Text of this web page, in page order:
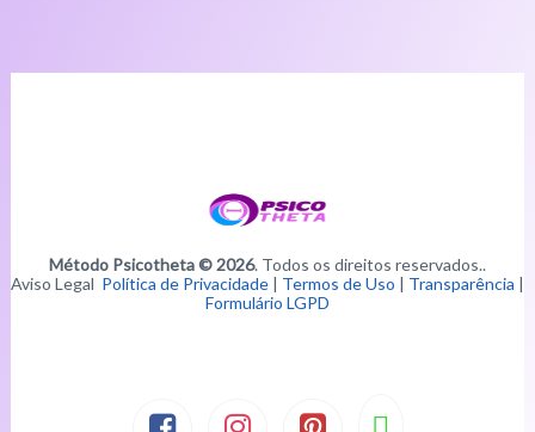
Método Psicotheta © 2026. Todos os direitos reservados..
Aviso Legal Política de Privacidade | Termos de Uso | Transparência |
Formulário LGPD